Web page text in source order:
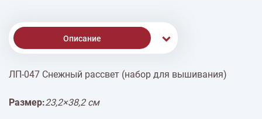
Описание
Доставка
ЛП-047 Снежный рассвет (набор для вышивания)
Размер:23,2×38,2 см